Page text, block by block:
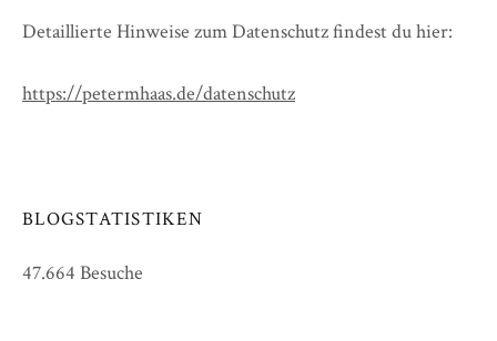
Detaillierte Hinweise zum Datenschutz findest du hier:
https://petermhaas.de/datenschutz
BLOGSTATISTIKEN
47.664 Besuche